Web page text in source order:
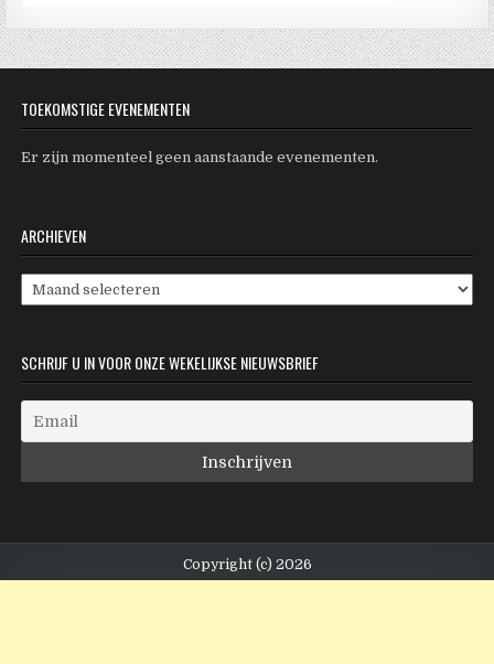
TOEKOMSTIGE EVENEMENTEN
Er zijn momenteel geen aanstaande evenementen.
ARCHIEVEN
Archieven
SCHRIJF U IN VOOR ONZE WEKELIJKSE NIEUWSBRIEF
Copyright (c) 2026